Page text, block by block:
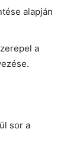
alapján
a
sor a